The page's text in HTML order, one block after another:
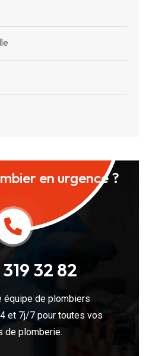
en urgence ?
32 82
équipe de plombiers
et 7j/7 pour toutes vos
de plomberie.